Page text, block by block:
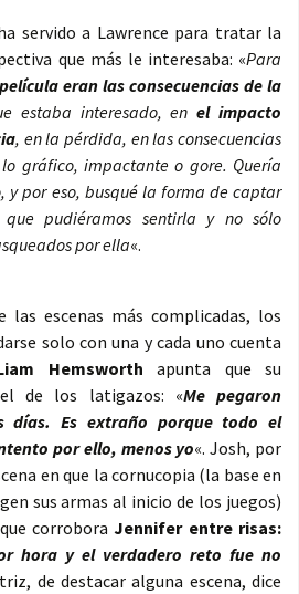
servido a Lawrence para tratar la
que más le interesaba: «Para
eran las consecuencias de la
estaba interesado, enel impacto
, en la pérdida, en las consecuencias
gráfico, impactante o gore. Quería
y por eso, busqué la forma de captar
pudiéramos sentirla y no sólo
por ella«.
las escenas más complicadas, los
solo con una y cada uno cuenta
Hemsworth apunta que su
de los latigazos: «Me pegaron
días. Es extraño porque todo el
por ello, menos yo«. Josh, por
en que la cornucopia (la base en
sus armas al inicio de los juegos)
corroboraJennifer entre risas:
hora y el verdadero reto fue no
de destacar alguna escena, dice